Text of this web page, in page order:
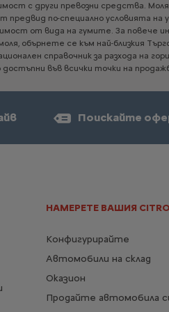
с други превозни средства.
предвид по-специално условията на
от вида на гумите. За повече
обърнете се към най-близкия
справочник за разхода на
достъпни във всички точки на
Поискайте
НАМЕРЕТЕ ВАШИЯ
Конфигурирайте
Автомобили на склад
Оказион
Продайте автомобила